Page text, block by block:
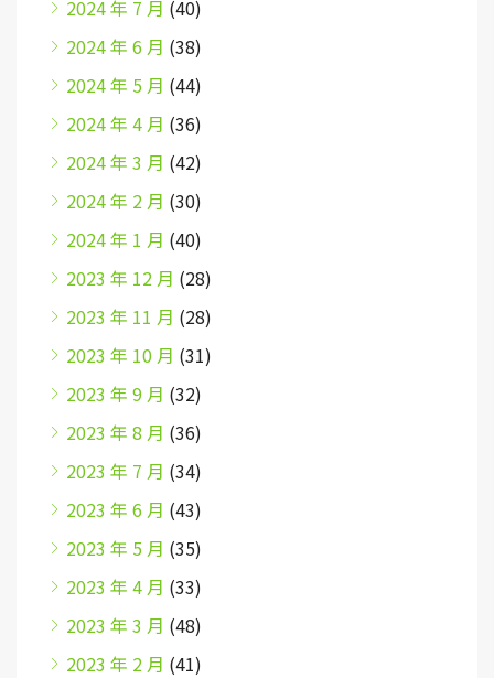
2024 年 7 月 (40)
2024 年 6 月 (38)
2024 年 5 月 (44)
2024 年 4 月 (36)
2024 年 3 月 (42)
2024 年 2 月 (30)
2024 年 1 月 (40)
2023 年 12 月 (28)
2023 年 11 月 (28)
2023 年 10 月 (31)
2023 年 9 月 (32)
2023 年 8 月 (36)
2023 年 7 月 (34)
2023 年 6 月 (43)
2023 年 5 月 (35)
2023 年 4 月 (33)
2023 年 3 月 (48)
2023 年 2 月 (41)